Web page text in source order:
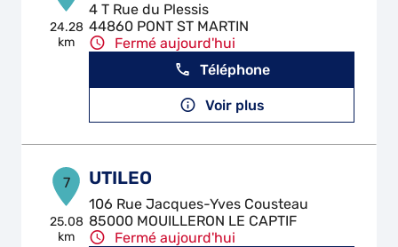
24.28
km
4 T Rue du Plessis
44860 PONT ST MARTIN
Fermé aujourd'hui
Téléphone
Voir plus
7
25.08
km
UTILEO
106 Rue Jacques-Yves Cousteau
85000 MOUILLERON LE CAPTIF
Fermé aujourd'hui